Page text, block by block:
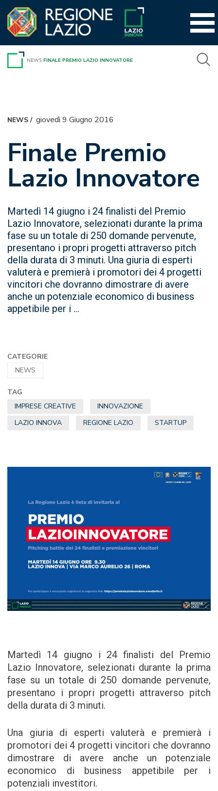
contenuto
NEWS FINALE PREMIO LAZIO INNOVATORE
NEWS/ giovedì 9 Giugno 2016
Finale Premio
Lazio Innovatore
Martedì 14 giugno i 24 finalisti del Premio
Lazio Innovatore, selezionati durante la prima
fase su un totale di 250 domande pervenute,
presentano i propri progetti attraverso pitch
della durata di 3 minuti. Una giuria di esperti
valuterà e premierà i promotori dei 4 progetti
vincitori che dovranno dimostrare di avere
anche un potenziale economico di business
appetibile per i ...
CATEGORIE
NEWS
TAG
IMPRESE CREATIVE
INNOVAZIONE
LAZIO INNOVA
REGIONE LAZIO STARTUP
Martedì 14 giugno i 24 finalisti del Premio
Lazio Innovatore, selezionati durante la prima
fase su un totale di 250 domande pervenute,
presentano i propri progetti attraverso pitch
della durata di 3 minuti.
Una giuria di esperti valuterà e premierà i
promotori dei 4 progetti vincitori che dovranno
dimostrare di avere anche un potenziale
economico di business appetibile per i
potenziali investitori.